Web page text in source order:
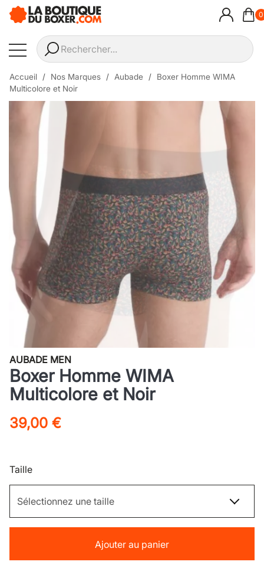
0
Accueil Nos Marques Aubade
Boxer Homme WIMA
Multicolore et Noir
AUBADE MEN
Boxer Homme WIMA
Multicolore et Noir
39,00 €
Taille
Ajouter au panier